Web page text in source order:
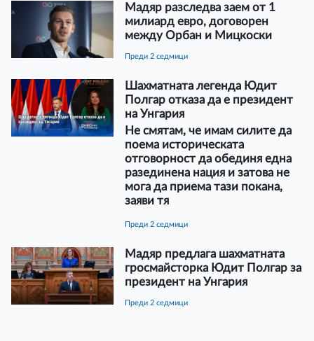
Мадяр разследва заем от 1
милиард евро, договорен
между Орбан и Мицкоски
преди 2 седмици
Шахматната легенда Юдит
Полгар отказа да е президент
на Унгария
Не смятам, че имам силите да
поема историческата
отговорност да обединя една
разединена нация и затова не
мога да приема тази покана,
заяви тя
преди 2 седмици
Мадяр предлага шахматната
гросмайсторка Юдит Полгар за
президент на Унгария
преди 2 седмици